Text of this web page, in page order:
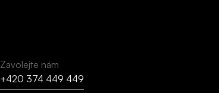
Zavolejte nám
+420 374 449 449